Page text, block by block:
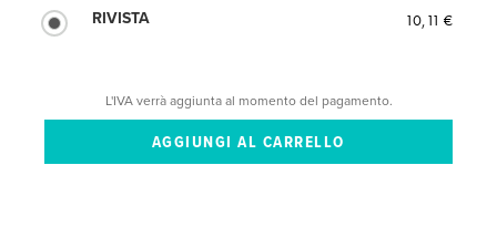
RIVISTA
10,11 €
L'IVA verrà aggiunta al momento del pagamento.